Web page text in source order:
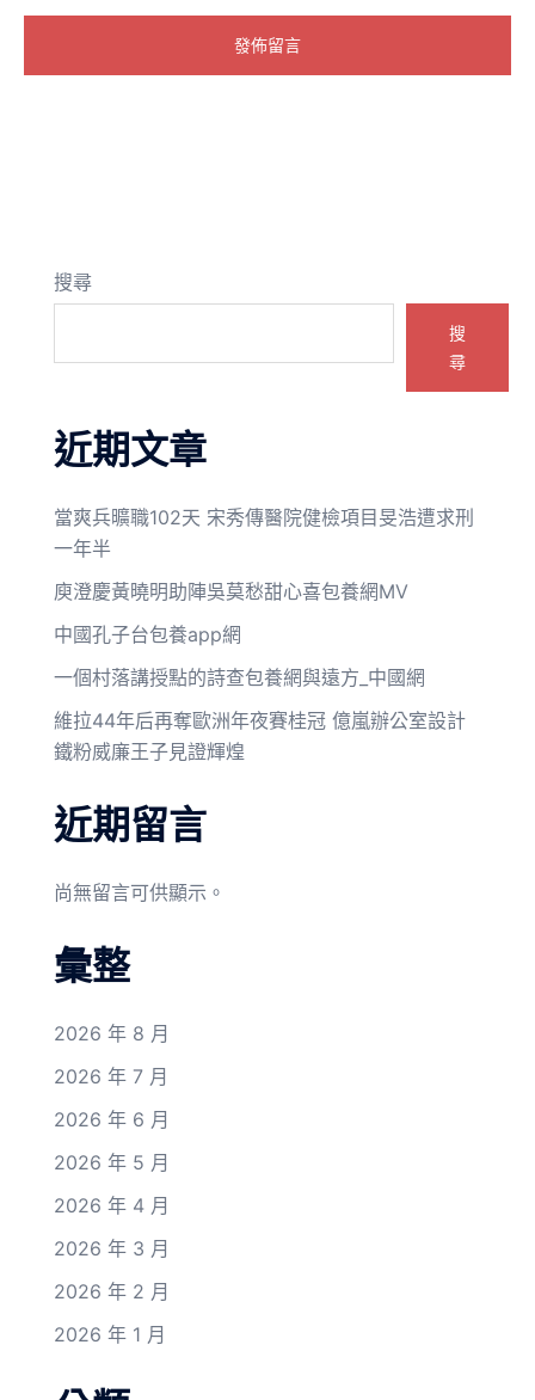
搜尋
搜
尋
近期文章
當爽兵曠職102天 宋秀傳醫院健檢項目旻浩遭求刑
一年半
庾澄慶黃曉明助陣吳莫愁甜心喜包養網MV
中國孔子台包養app網
一個村落講授點的詩查包養網與遠方_中國網
維拉44年后再奪歐洲年夜賽桂冠 億嵐辦公室設計
鐵粉威廉王子見證輝煌
近期留言
尚無留言可供顯示。
彙整
2026 年 8 月
2026 年 7 月
2026 年 6 月
2026 年 5 月
2026 年 4 月
2026 年 3 月
2026 年 2 月
2026 年 1 月